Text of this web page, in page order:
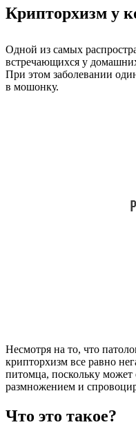
Крипторхизм у
Одной из самых
встречающихся у
При этом заболевании
в мошонку.
Несмотря на то, что
крипторхизм все равно
питомца, поскольку
размножением и
Что это такое?